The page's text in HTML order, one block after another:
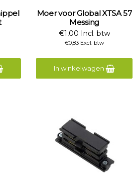
Moer voor Global XTSA 57
Messing
€1,00 Incl. btw
€0,83 Excl. btw
In winkelwagen